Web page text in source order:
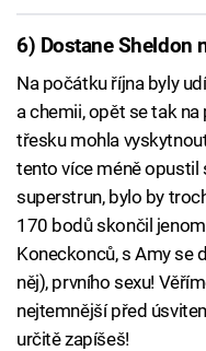
6) Dostane Sheldon
Na počátku října byly
a chemii, opět se tak
třesku mohla
tento více méně opustil
superstrun, bylo by
170 bodů skončil
Koneckonců, s Amy se
něj), prvního sexu!
nejtemnější před
určitě zapíšeš!